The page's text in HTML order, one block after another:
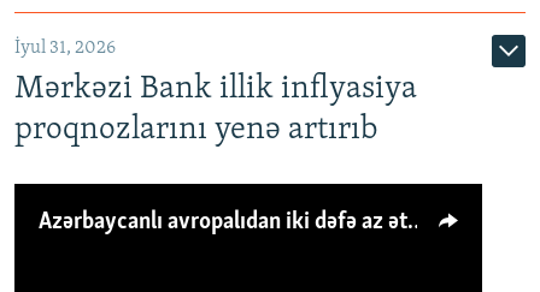
İyul 31, 2026
Mərkəzi Bank illik inflyasiya
proqnozlarını yenə artırıb
Azərbaycanlı avropalıdan iki dəfə az ət yeyir, amma... 'Qiymət artımı qaçılmazdır'